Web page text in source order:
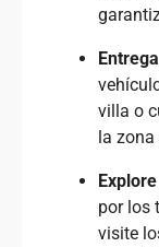
villa o
la zona
por los
visite